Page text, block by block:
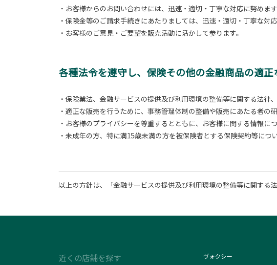
・お客様からのお問い合わせには、迅速・適切・丁寧な対応に努めます
・保険金等のご請求手続きにあたりましては、迅速・適切・丁寧な対応
・お客様のご意見・ご要望を販売活動に活かして参ります。
各種法令を遵守し、保険その他の金融商品の適正
・保険業法、金融サービスの提供及び利用環境の整備等に関する法律
・適正な販売を行うために、事務管理体制の整備や販売にあたる者の
・お客様のプライバシーを尊重するとともに、お客様に関する情報に
・未成年の方、特に満15歳未満の方を被保険者とする保険契約等に
以上の方針は、「金融サービスの提供及び利用環境の整備等に関する
近くの店舗を探す
ヴォクシー